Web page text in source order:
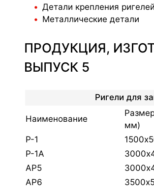
Детали крепления ригелей
Металлические детали
ПРОДУКЦИЯ,
ВЫПУСК 5
Ригели для
Наименование
мм)
Р-1
Р-1А
АР5
АР6